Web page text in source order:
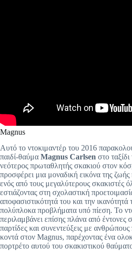
Magnus
Αυτό το ντοκιμαντέρ του 2016
παιδί-θαύμα Magnus Carlsen στο ταξίδι
νεότερος πρωταθλητής σκακιού στον
προσφέρει μια μοναδική εικόνα της ζωής
ενός από τους μεγαλύτερους σκακιστές
εστιάζοντας στη σχολαστική
αποφασιστικότητά του και την ικανότητά
πολύπλοκα προβλήματα υπό πίεση. Το
περιλαμβάνει επίσης πλάνα από έντονες
παρτίδες και συνεντεύξεις με ανθρώπους
κοντά στον Magnus, παρέχοντας ένα
πορτρέτο αυτού του σκακιστικού